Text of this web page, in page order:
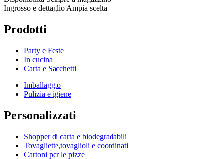
Ingrosso e dettaglio Ampia scelta
Prodotti
Party e Feste
In cucina
Carta e Sacchetti
Imballaggio
Pulizia e igiene
Personalizzati
Shopper di carta e biodegradabili
Tovagliette,tovaglioli e coordinati
Cartoni per le pizze